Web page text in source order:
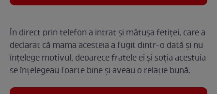
În direct prin telefon a intrat și mătușa fetiței, care a
declarat că mama acesteia a fugit dintr-o dată și nu
înțelege motivul, deoarece fratele ei și soția acestuia
se înțelegeau foarte bine și aveau o relație bună.